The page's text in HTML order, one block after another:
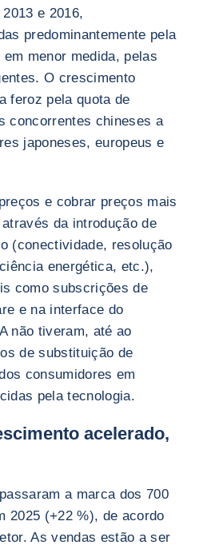
e 2016,
predominantemente pela
menor medida, pelas
O crescimento
feroz pela quota de
concorrentes chineses a
japoneses, europeus e
e cobrar preços mais
da introdução de
(conectividade, resolução
energética, etc.),
como subscrições de
e na interface do
não tiveram, até ao
de substituição de
consumidores em
pela tecnologia.
acelerado,
a marca dos 700
2025 (+22 %), de acordo
As vendas estão a ser